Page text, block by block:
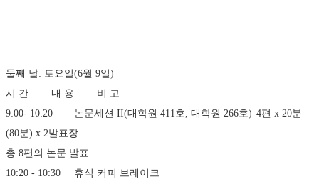
둘째 날: 토요일(6월 9일)
시 간	내 용	비 고
9:00- 10:20	논문세션 II(대학원 411호, 대학원 266호)	4편 x 20분
(80분) x 2발표장
총 8편의 논문 발표
10:20 - 10:30	휴식	커피 브레이크